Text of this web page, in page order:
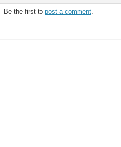
Be the first to post a comment.